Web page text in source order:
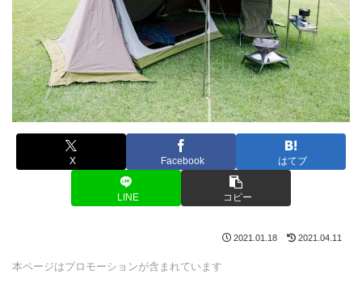
X Facebook はてブ
LINE コピー
2021.01.18 2021.04.11
本ページはプロモーションが含まれています